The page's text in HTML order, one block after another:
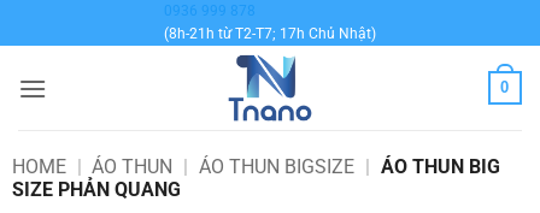
qua
dung
0936 999 878
(8h-21h từ T2-T7; 17h Chủ Nhật)
0
HOME | ÁO THUN | ÁO THUN BIGSIZE | ÁO THUN BIG
SIZE PHẢN QUANG